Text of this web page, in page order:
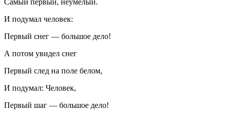
Самый первый, неумелый.
И подумал человек:
Первый снег — большое дело!
А потом увидел снег
Первый след на поле белом,
И подумал: Человек,
Первый шаг — большое дело!